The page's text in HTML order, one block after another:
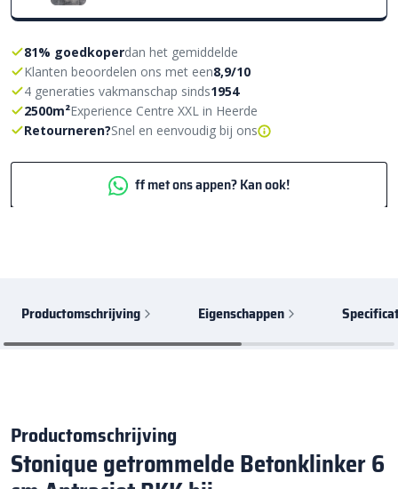
81% goedkoperdan het gemiddelde
Klanten beoordelen ons met een8,9/10
4 generaties vakmanschap sinds1954
2500m²Experience Centre XXL in Heerde
Retourneren?Snel en eenvoudig bij ons
ff met ons appen? Kan ook!
Productomschrijving Eigenschappen
Productomschrijving
Stonique getrommelde Betonklinker 6